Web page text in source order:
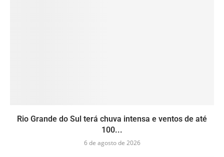
Rio Grande do Sul terá chuva intensa e ventos de até
100...
6 de agosto de 2026